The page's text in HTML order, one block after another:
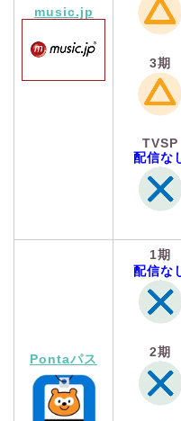
music.jp
3期
TVSP
配信な
Pontaパス
1期
配信な
2期